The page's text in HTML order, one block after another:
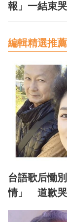
報」一結束
編輯精選推薦
台語歌后慟
情」 道歉哭